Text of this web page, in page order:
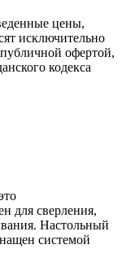
цены,
исключительно
офертой,
кодекса
для сверления,
Настольный
системой